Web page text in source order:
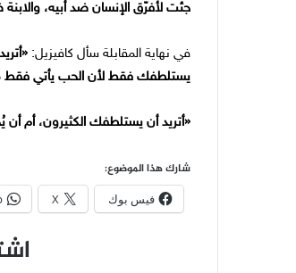
جئت لأفرّق الإنسان ضد أبيه،
في نهاية المقابلة سأل كافيزيل:
يستلطفك فقط لأن الحب يأتي فقط
«أتريد أن يستلطفك الكثيرون، أم
شارك هذا الموضوع:
فيس بوك X